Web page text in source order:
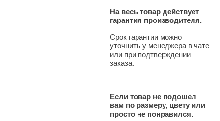
На весь товар действует
гарантия производителя.
Срок гарантии можно
уточнить у менеджера в чате
или при подтверждении
заказа.
Если товар не подошел
вам по размеру, цвету или
просто не понравился.